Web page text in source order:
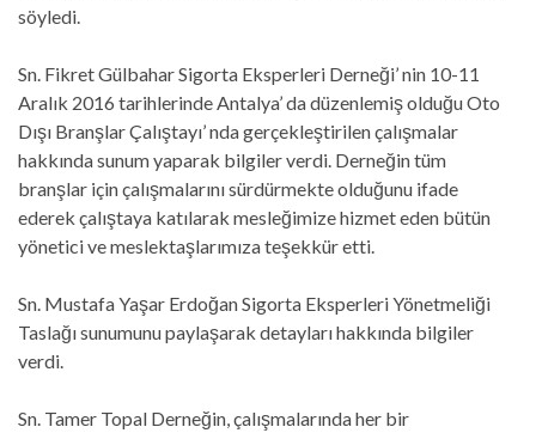
söyledi.
Sn. Fikret Gülbahar Sigorta Eksperleri Derneği’ nin 10-11
Aralık 2016 tarihlerinde Antalya’ da düzenlemiş olduğu Oto
Dışı Branşlar Çalıştayı’ nda gerçekleştirilen çalışmalar
hakkında sunum yaparak bilgiler verdi. Derneğin tüm
branşlar için çalışmalarını sürdürmekte olduğunu ifade
ederek çalıştaya katılarak mesleğimize hizmet eden bütün
yönetici ve meslektaşlarımıza teşekkür etti.
Sn. Mustafa Yaşar Erdoğan Sigorta Eksperleri Yönetmeliği
Taslağı sunumunu paylaşarak detayları hakkında bilgiler
verdi.
Sn. Tamer Topal Derneğin, çalışmalarında her bir